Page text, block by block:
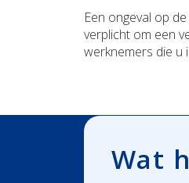
Een ongeval op
verplicht om een
werknemers die u
Wat